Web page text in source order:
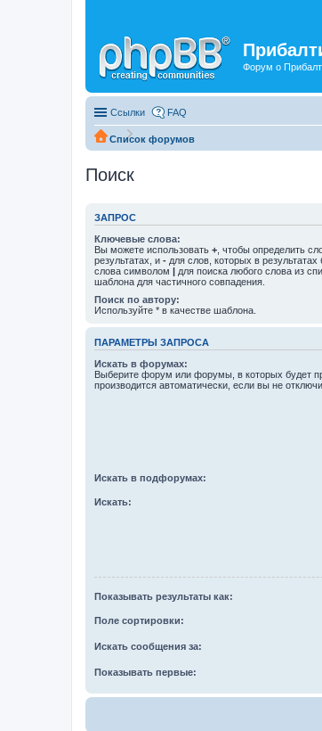
Форум о
Ссылки FAQ
Список форумов
Поиск
ЗАПРОС
Ключевые слова:
Вы можете использовать + , чтобы определить
результатах, и - для слов, которых в
слова символом
для поиска любого слова из
шаблона для частичного совпадения.
Поиск по автору:
Используйте * в качестве шаблона.
ПАРАМЕТРЫ ЗАПРОСА
Искать в форумах:
Выберите форум или форумы, в которых будет
производится автоматически, если вы не
Искать в подфорумах:
Искать:
Показывать результаты как:
Поле сортировки:
Искать сообщения за:
Показывать первые: